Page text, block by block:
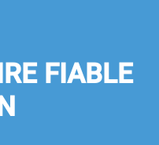
FIABLE